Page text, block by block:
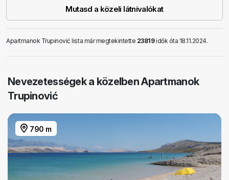
Mutasd a közeli látnivalókat
Apartmanok Trupinović lista már megtekintette 23819idők óta 18.11.2024.
Nevezetességek a közelben Apartmanok
Trupinović
790 m